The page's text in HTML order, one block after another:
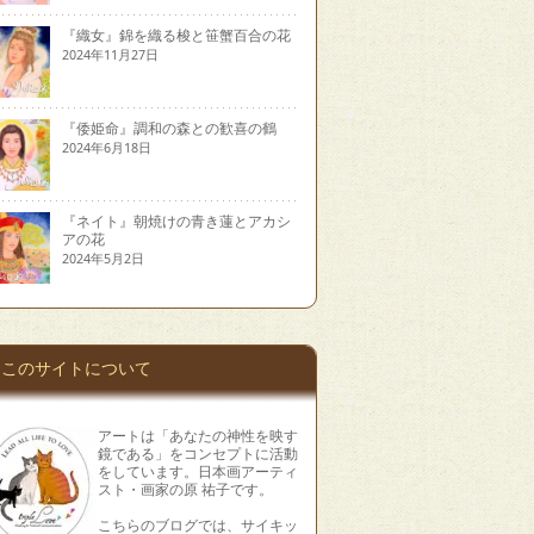
『織女』錦を織る梭と笹蟹百合の花
2024年11月27日
『倭姫命』調和の森との歓喜の鶴
2024年6月18日
『ネイト』朝焼けの青き蓮とアカシ
アの花
2024年5月2日
このサイトについて
アートは「あなたの神性を映す
鏡である」をコンセプトに活動
をしています。日本画アーティ
スト・画家の原 祐子です。
こちらのブログでは、サイキッ